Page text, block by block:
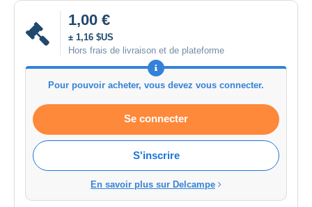
1,00 €
± 1,16 $US
Hors frais de livraison et de plateforme
Pour pouvoir acheter, vous devez vous connecter.
Se connecter
S'inscrire
En savoir plus sur Delcampe